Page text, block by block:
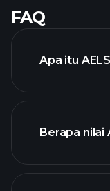
FAQ
Apa itu
Berapa nilai